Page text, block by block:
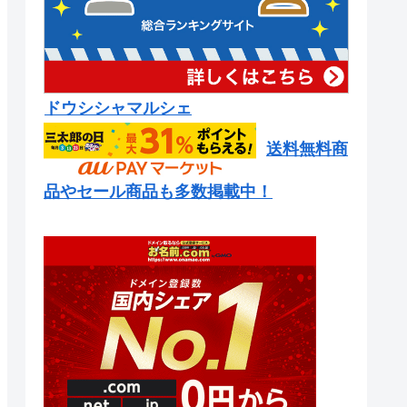
ドウシシャマルシェ
送料無料商
品やセール商品も多数掲載中！